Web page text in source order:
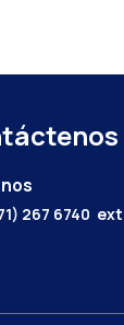
267 6740